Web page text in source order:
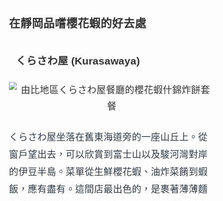
在靜岡品嚐櫻花蝦的好去處
くらさわ屋 (Kurasawaya)
くらさわ屋坐落在舊東海道旁的一座山丘上。從
窗戶望出去，可以欣賞到富士山以及駿河灣對岸
的伊豆半島。菜單從生鮮櫻花蝦、油炸菜餚到蝦
飯，應有盡有。這間店最出色的，是裹著薄薄麵